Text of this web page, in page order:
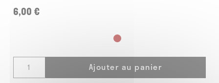
6,00 €
Ajouter au panier